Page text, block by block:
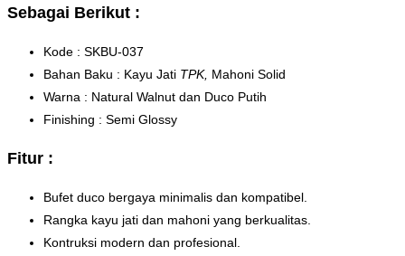
Sebagai Berikut :
Kode : SKBU-037
Bahan Baku : Kayu Jati TPK, Mahoni Solid
Warna : Natural Walnut dan Duco Putih
Finishing : Semi Glossy
Fitur :
Bufet duco bergaya minimalis dan kompatibel.
Rangka kayu jati dan mahoni yang berkualitas.
Kontruksi modern dan profesional.